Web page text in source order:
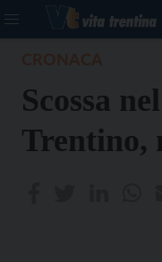
Scossa
Trentino,